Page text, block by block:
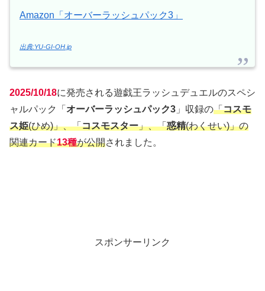
Amazon「オーバーラッシュパック3」
出典:YU-GI-OH.jp
2025/10/18に発売される遊戯王ラッシュデュエルのスペシ
ャルパック「 オーバーラッシュパック3 」収録の「コスモ
ス姫(ひめ)」、「コスモスター」、「惑精(わくせい)」の
関連カード13種が公開されました。
スポンサーリンク